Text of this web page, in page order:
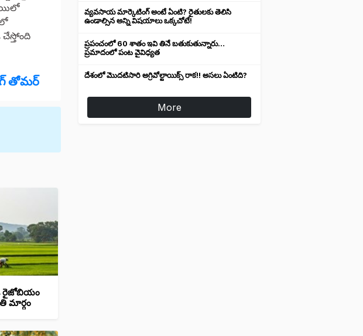
తోమర్
రైజోబియం
మార్గం
వ్యవసాయ మార్కెటింగ్ అంటే ఏంటి? రైతులకు తెలిసి
ఉండాల్సిన అన్ని విషయాలు ఒక్కచోటే!
ప్రపంచంలో 60 శాతం ఇవి తినే బతుకుతున్నారు…
ప్రమాదంలో పంట వైవిధ్యత
దేశంలో మొదటిసారి అగ్రివోల్టాయిక్స్ రాక!! అసలు ఏంటిది?
More